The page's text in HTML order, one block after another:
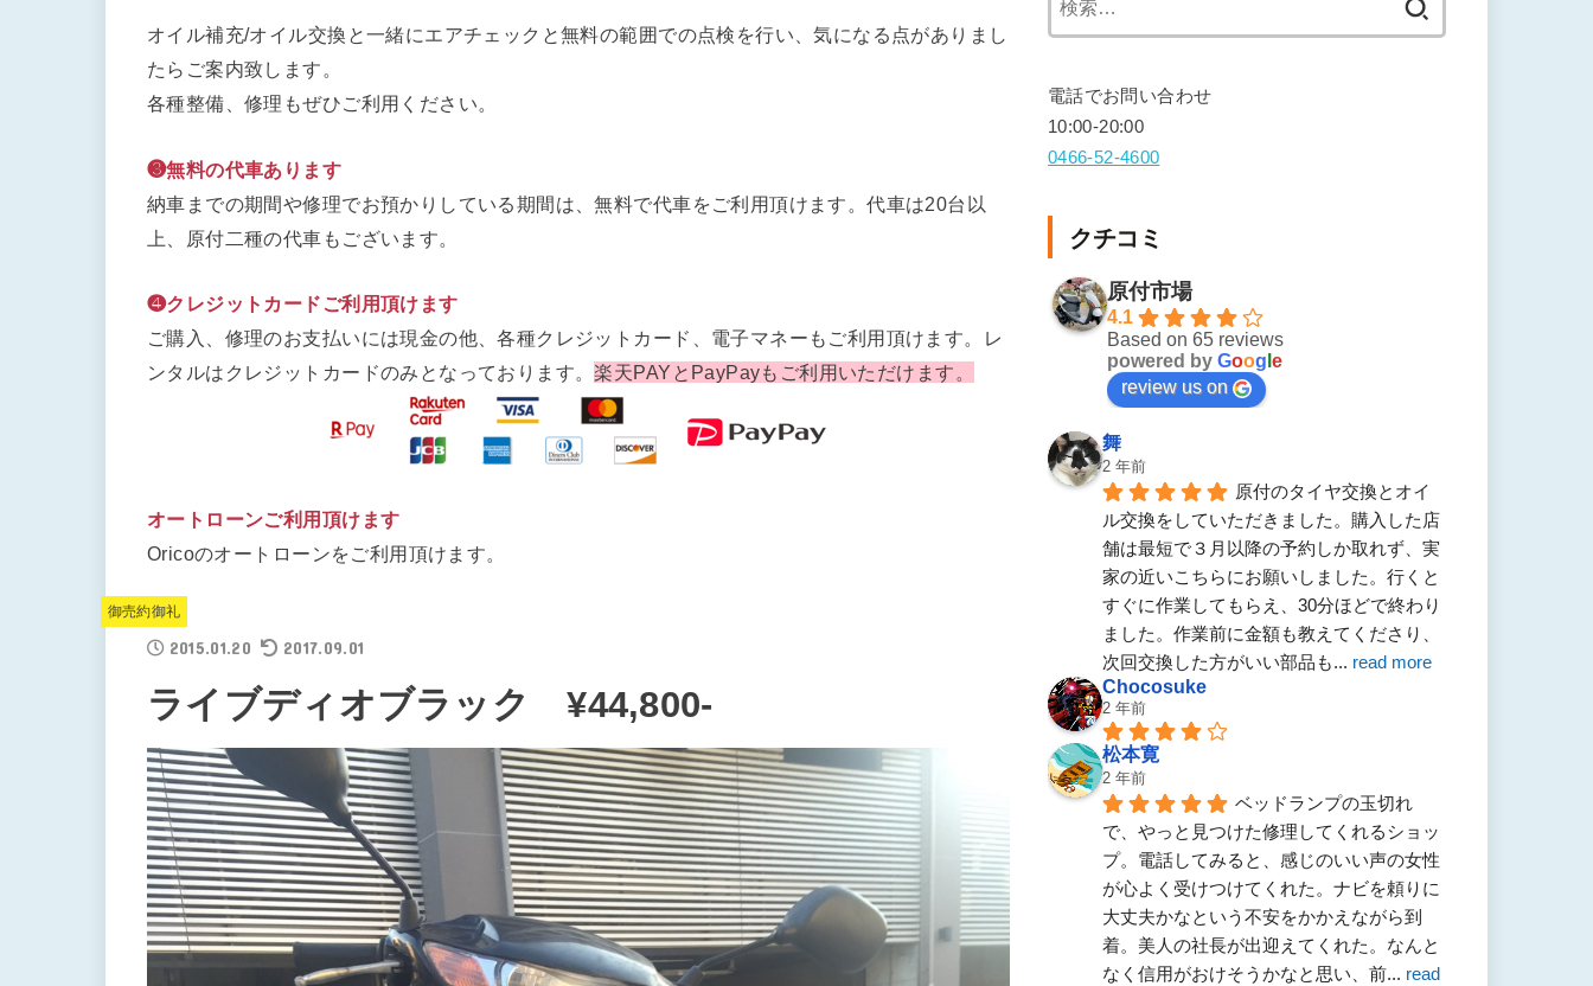
オイル補充/オイル交換と一緒にエアチェックと無料の範囲での点検を行い、気になる点がありまし
たらご案内致します。
各種整備、修理もぜひご利用ください。
❸無料の代車あります
納車までの期間や修理でお預かりしている期間は、無料で代車をご利用頂けます。代車は20台以
上、原付二種の代車もございます。
❹クレジットカードご利用頂けます
ご購入、修理のお支払いには現金の他、各種クレジットカード、電子マネーもご利用頂けます。レ
ンタルはクレジットカードのみとなっております。楽天PAYとPayPayもご利用いただけます。
オートローンご利用頂けます
Oricoのオートローンをご利用頂けます。
御売約御礼
2015.01.20 2017.09.01
ライブディオブラック ¥44,800-
電話でお問い合わせ
10:00-20:00
0466-52-4600
クチコミ
原付市場
4.1
Based on 65 reviews
powered by Goog e
review us on
舞
2 年前
原付のタイヤ交換とオイ
ル交換をしていただきました。購入した店
舗は最短で３月以降の予約しか取れず、実
家の近いこちらにお願いしました。行くと
すぐに作業してもらえ、30分ほどで終わり
ました。作業前に金額も教えてくださり、
次回交換した方がいい部品も... read more
Chocosuke
2 年前
松本寛
2 年前
ベッドランプの玉切れ
で、やっと見つけた修理してくれるショッ
プ。電話してみると、感じのいい声の女性
が心よく受けつけてくれた。ナビを頼りに
大丈夫かなという不安をかかえながら到
着。美人の社長が出迎えてくれた。なんと
なく信用がおけそうかなと思い、前... read